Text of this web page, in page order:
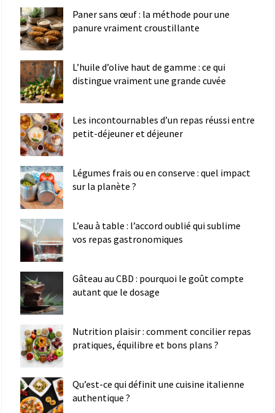
Paner sans œuf : la méthode pour une
panure vraiment croustillante
L’huile d’olive haut de gamme : ce qui
distingue vraiment une grande cuvée
Les incontournables d’un repas réussi entre
petit-déjeuner et déjeuner
Légumes frais ou en conserve : quel impact
sur la planète ?
L’eau à table : l’accord oublié qui sublime
vos repas gastronomiques
Gâteau au CBD : pourquoi le goût compte
autant que le dosage
Nutrition plaisir : comment concilier repas
pratiques, équilibre et bons plans ?
Qu’est-ce qui définit une cuisine italienne
authentique ?